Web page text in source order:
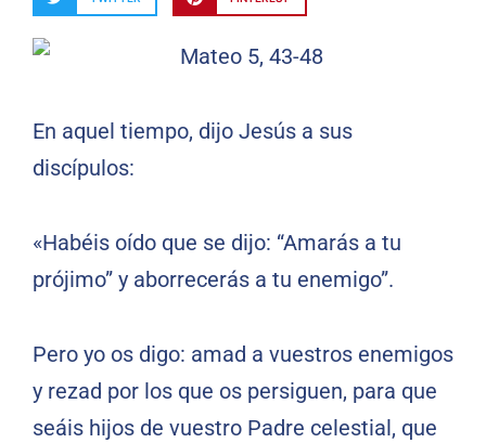
En aquel tiempo, dijo Jesús a sus
discípulos:
«Habéis oído que se dijo: “Amarás a tu
prójimo” y aborrecerás a tu enemigo”.
Pero yo os digo: amad a vuestros enemigos
y rezad por los que os persiguen, para que
seáis hijos de vuestro Padre celestial, que